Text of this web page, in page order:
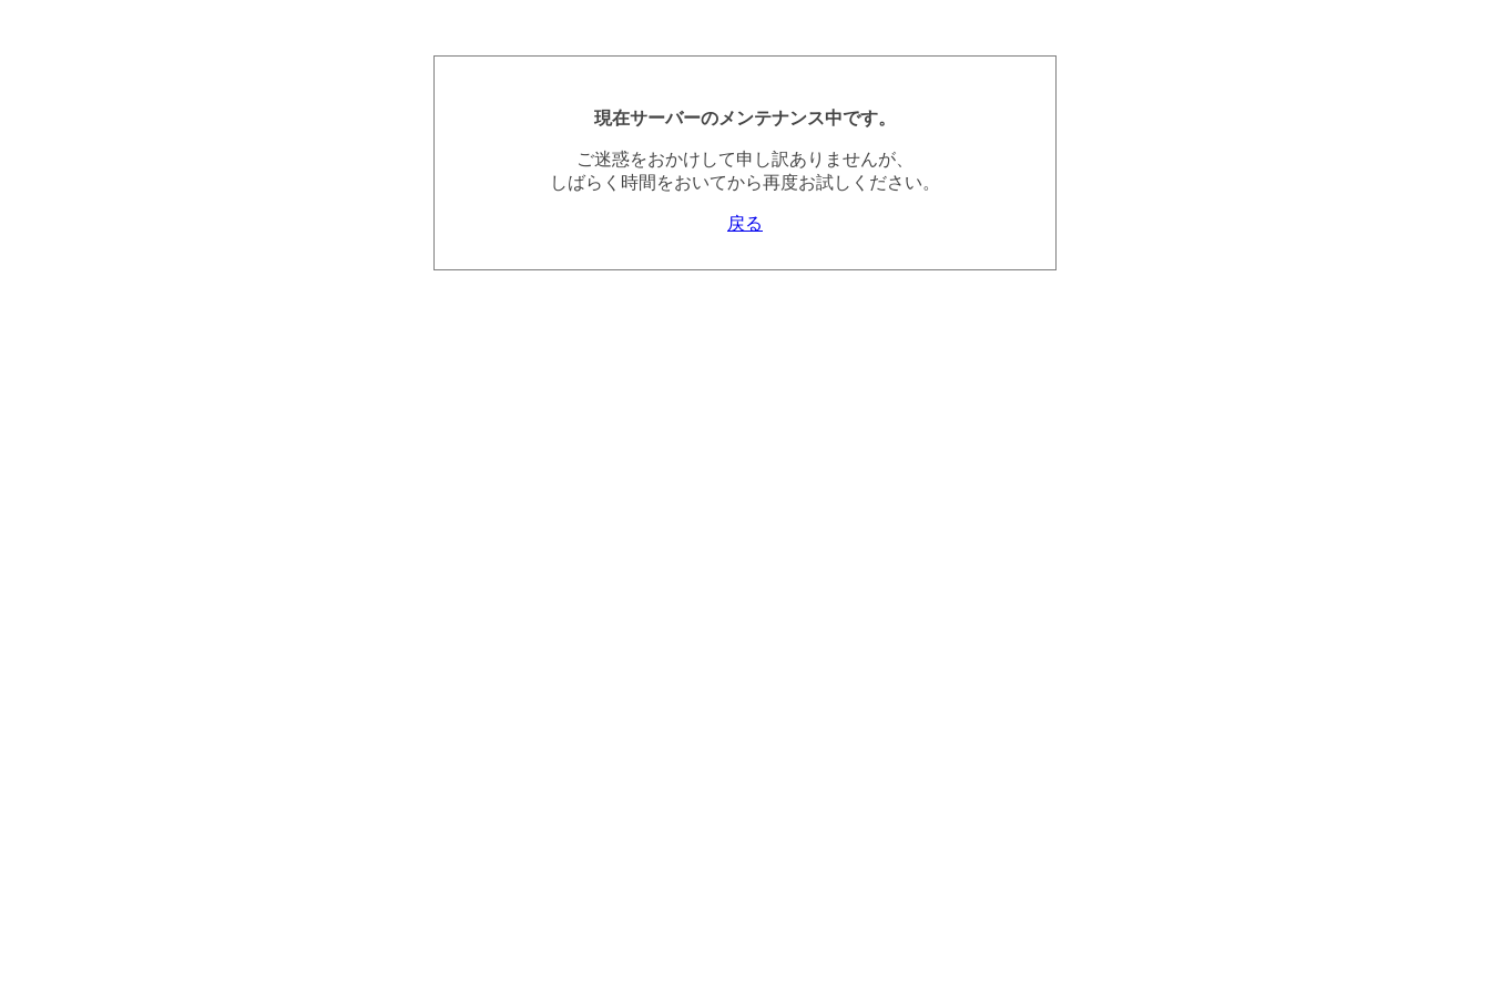
現在サーバーのメンテナンス中です。
ご迷惑をおかけして申し訳ありませんが、
しばらく時間をおいてから再度お試しください。
戻る